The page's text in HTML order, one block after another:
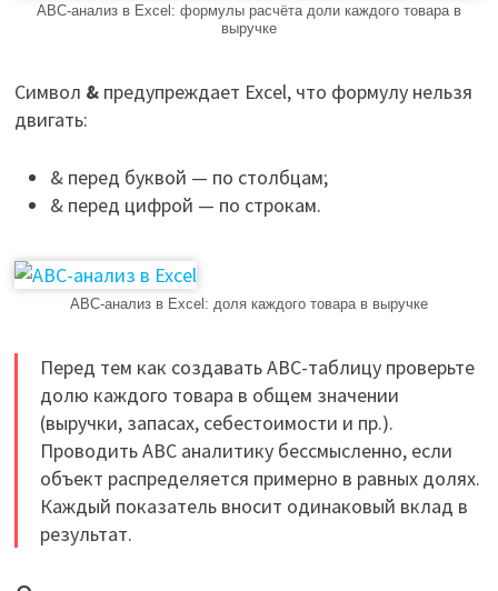
ABC-анализ в Excel: формулы расчёта доли каждого товара в
выручке
Символ &предупреждает Excel, что формулу нельзя
двигать:
& перед буквой — по столбцам;
& перед цифрой — по строкам.
ABC-анализ в Excel: доля каждого товара в выручке
Перед тем как создавать ABC-таблицу проверьте
долю каждого товара в общем значении
(выручки, запасах, себестоимости и пр.).
Проводить ABC аналитику бессмысленно, если
объект распределяется примерно в равных долях.
Каждый показатель вносит одинаковый вклад в
результат.